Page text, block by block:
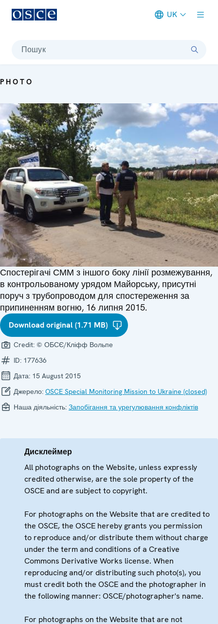
UK
Пошук
PHOTO
Спостерігачі СММ з іншого боку лінії розмежування,
в контрольованому урядом Майорську, присутні
поруч з трубопроводом для спостереження за
припиненням вогню, 16 липня 2015.
Download original (1.71 MB)
Credit: © ОБСЄ/Кліфф Вольпе
ID: 177636
Дата: 15 August 2015
Джерело: OSCE Special Monitoring Mission to Ukraine (closed)
Наша діяльність: Запобігання та урегулювання конфліктів
Дисклеймер
All photographs on the Website, unless expressly
credited otherwise, are the sole property of the
OSCE and are subject to copyright.
For photographs on the Website that are credited to
the OSCE, the OSCE hereby grants you permission
to reproduce and/or distribute them without charge
under the term and conditions of a Creative
Commons Derivative Works license. When
reproducing and/or distributing such photo(s), you
must credit both the OSCE and the photographer in
the following manner: OSCE/photographer's name.
For photographs on the Website that are not